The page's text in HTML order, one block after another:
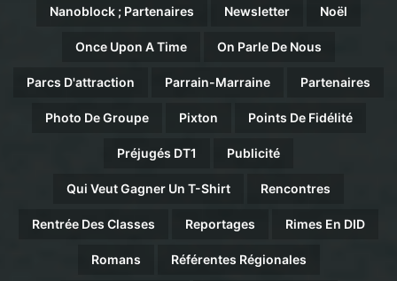
Nanoblock ; Partenaires Newsletter Noël
Once Upon A Time On Parle De Nous
Parcs D'attraction Parrain-Marraine Partenaires
Photo De Groupe Pixton Points De Fidélité
Préjugés DT1 Publicité
Qui Veut Gagner Un T-Shirt Rencontres
Rentrée Des Classes Reportages Rimes En DID
Romans Référentes Régionales